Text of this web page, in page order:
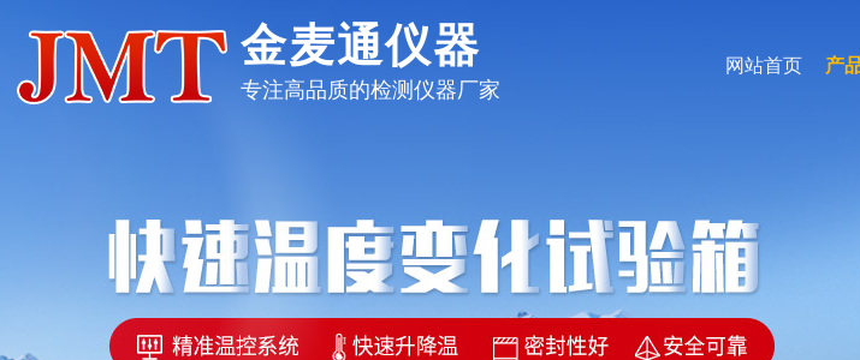
金麦通仪器
专注高品质的检测仪器厂家
网站首页 产